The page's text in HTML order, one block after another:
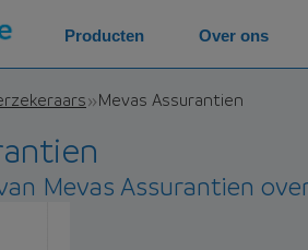
Mevas Assurantien
Mevas Assurantien
Producten Over ons